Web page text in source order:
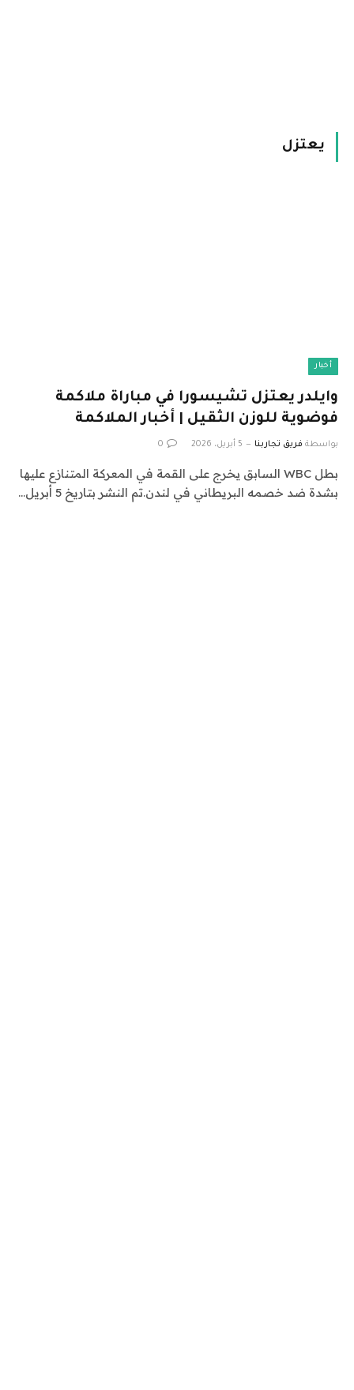
يعتزل
أخبار
وايلدر يعتزل تشيسورا في مباراة ملاكمة
فوضوية للوزن الثقيل | أخبار الملاكمة
بواسطة فريق تجاربنا 5 أبريل، 2026 0
بطل WBC السابق يخرج على القمة في المعركة المتنازع عليها
بشدة ضد خصمه البريطاني في لندن.تم النشر بتاريخ 5 أبريل…